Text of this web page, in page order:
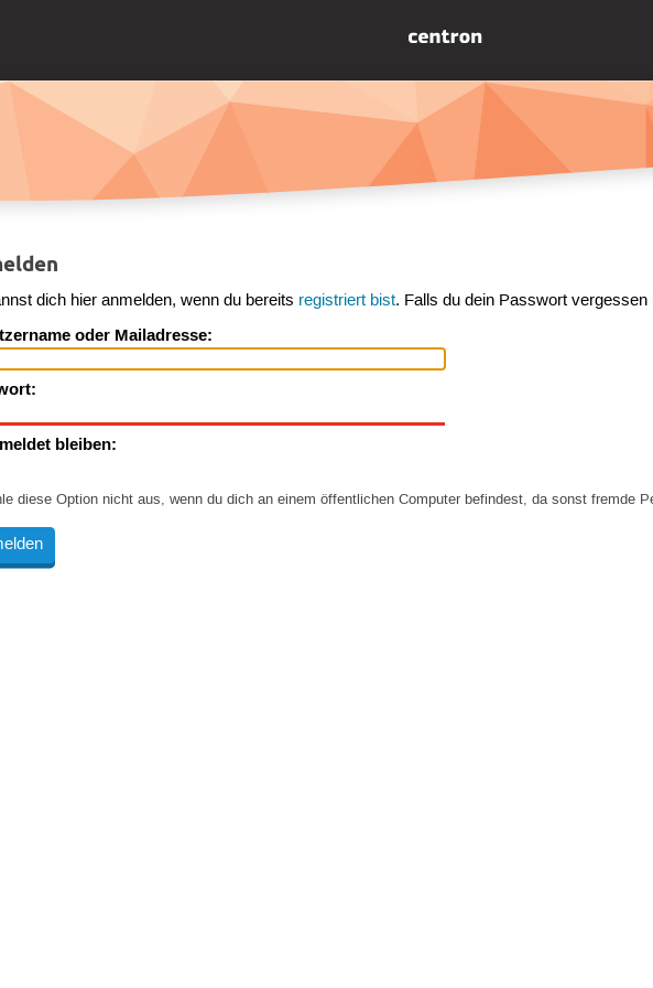
dich hier anmelden, wenn du bereits registriert bist. Falls du dein Passwort
oder Mailadresse:
bleiben:
diese Option nicht aus, wenn du dich an einem öffentlichen Computer befindest, da sonst fremde